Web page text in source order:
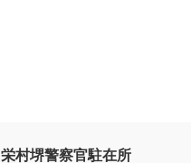
栄村堺警察官駐在所